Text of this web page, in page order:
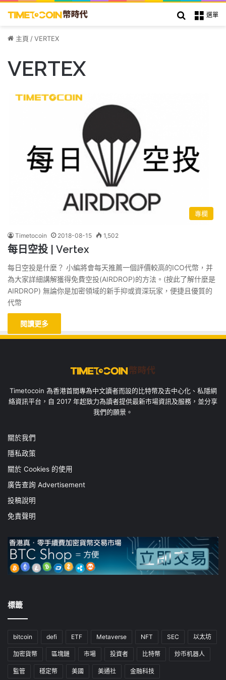
選單
搜索
主頁 /VERTEX
VERTEX
專欄
Timetocoin 2018-08-15 1,502
每日空投 | Vertex
每日空投是什麼？ 小編將會每天推薦一個評價較高的ICO代幣，并
為大家詳細講解獲得免費空投(AIRDROP)的方法。(按此了解什麼是
AIRDROP) 無論你是加密領域的新手抑或資深玩家，便捷且優質的
代幣
閱讀更多
Timetocoin 為香港首間專為中文讀者而設的比特幣及去中心化、私隱網
絡資訊平台，自 2017 年起致力為讀者提供最新市場資訊及服務，並分享
我們的願景。
關於我們
隱私政策
關於 Cookies 的使用
廣告查詢 Advertisement
投稿說明
免責聲明
標籤
bitcoin defi ETF Metaverse NFT SEC 以太坊
加密貨幣 區塊鏈 市場 投資者 比特幣 炒币机器人
監管 穩定幣 美國 美通社 金融科技